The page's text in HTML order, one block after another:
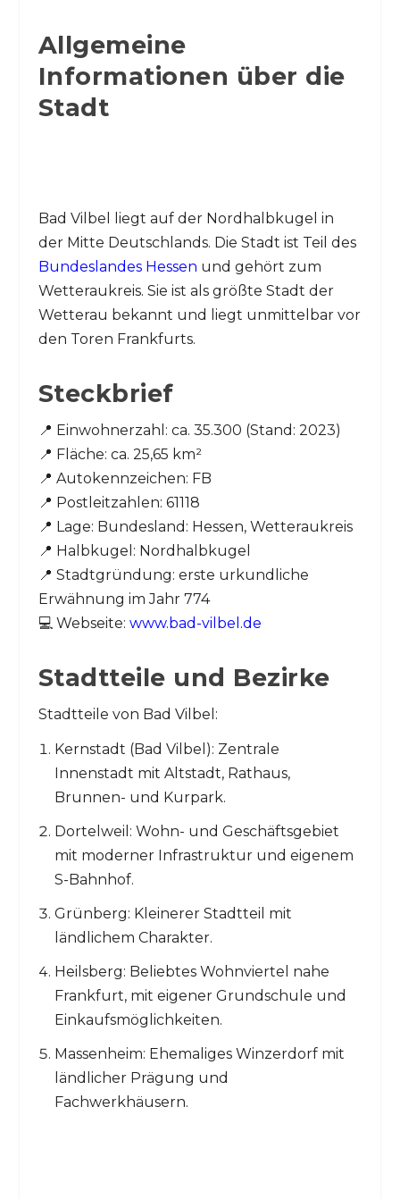
Allgemeine
Informationen über die
Stadt
Bad Vilbel liegt auf der Nordhalbkugel in
der Mitte Deutschlands. Die Stadt ist Teil des
Bundeslandes Hessen und gehört zum
Wetteraukreis. Sie ist als größte Stadt der
Wetterau bekannt und liegt unmittelbar vor
den Toren Frankfurts.
Steckbrief
📍 Einwohnerzahl: ca. 35.300 (Stand: 2023)
📍 Fläche: ca. 25,65 km²
📍 Autokennzeichen: FB
📍 Postleitzahlen: 61118
📍 Lage: Bundesland: Hessen, Wetteraukreis
📍 Halbkugel: Nordhalbkugel
📍 Stadtgründung: erste urkundliche
Erwähnung im Jahr 774
💻 Webseite: www.bad-vilbel.de
Stadtteile und Bezirke
Stadtteile von Bad Vilbel:
Kernstadt (Bad Vilbel): Zentrale
Innenstadt mit Altstadt, Rathaus,
Brunnen- und Kurpark.
Dortelweil: Wohn- und Geschäftsgebiet
mit moderner Infrastruktur und eigenem
S-Bahnhof.
Grünberg: Kleinerer Stadtteil mit
ländlichem Charakter.
Heilsberg: Beliebtes Wohnviertel nahe
Frankfurt, mit eigener Grundschule und
Einkaufsmöglichkeiten.
Massenheim: Ehemaliges Winzerdorf mit
ländlicher Prägung und
Fachwerkhäusern.